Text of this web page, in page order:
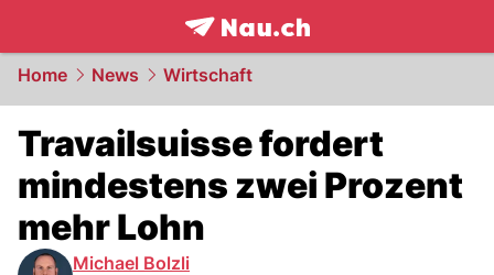
frontpage.NAU.ch
Home News Wirtschaft
Travailsuisse fordert
mindestens zwei Prozent
mehr Lohn
Michael Bolzli